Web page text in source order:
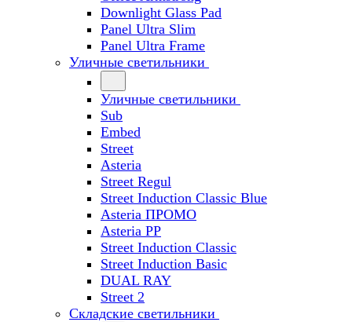
Downlight Glass Pad
Panel Ultra Slim
Panel Ultra Frame
Уличные светильники
Уличные светильники
Sub
Embed
Street
Asteria
Street Regul
Street Induction Classic Blue
Asteria ПРОМО
Asteria PP
Street Induction Classic
Street Induction Basic
DUAL RAY
Street 2
Складские светильники